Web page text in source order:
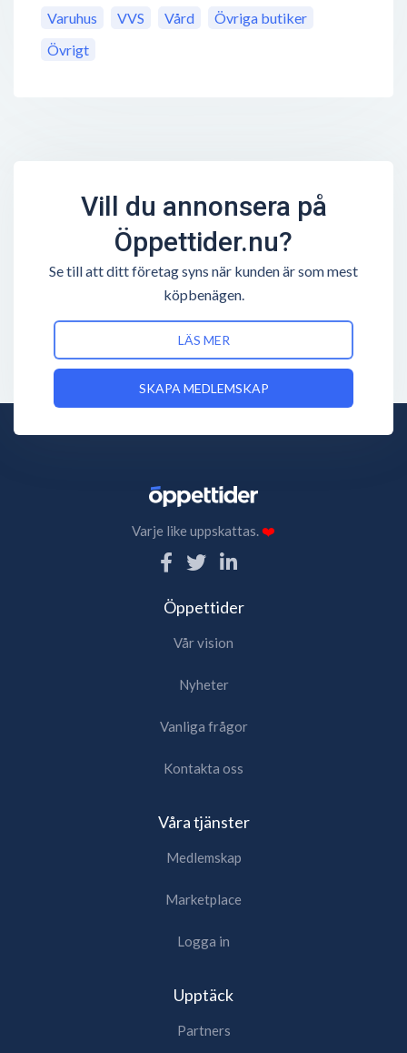
Varuhus
VVS Vård
Övriga butiker
Övrigt
Vill du annonsera på
Öppettider.nu?
Se till att ditt företag syns när kunden är som mest
köpbenägen.
LÄS MER
SKAPA MEDLEMSKAP
Varje like uppskattas.❤️
Öppettider
Vår vision
Nyheter
Vanliga frågor
Kontakta oss
Våra tjänster
Medlemskap
Marketplace
Logga in
Upptäck
Partners